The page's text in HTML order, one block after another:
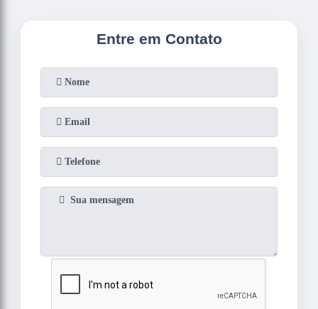
Entre em Contato